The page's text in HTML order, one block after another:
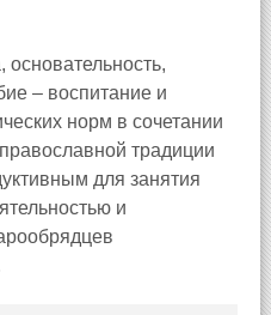
основательность,
– воспитание и
норм в сочетании
традиции
для занятия
и